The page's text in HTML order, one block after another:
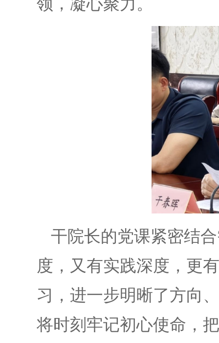
干院长的党课紧密结
度，又有实践深度，更
习，进一步明晰了方向
将时刻牢记初心使命，